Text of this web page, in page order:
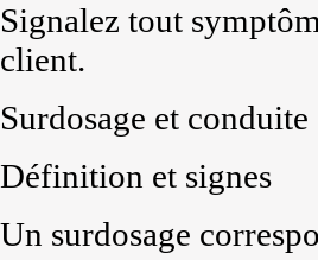
Signalez tout
client.
Surdosage et
Définition et signes
Un surdosage